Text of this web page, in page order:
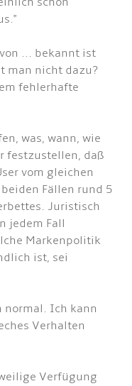
... bekannt ist
man nicht dazu?
fehlerhafte
was, wann, wie
festzustellen, daß
vom gleichen
Fällen rund 5
Juristisch
jedem Fall
Markenpolitik
ist, sei
normal. Ich kann
Verhalten
Verfügung